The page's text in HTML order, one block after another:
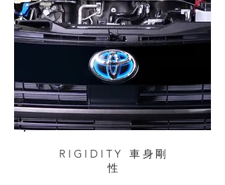
RIGIDITY 車身剛
性